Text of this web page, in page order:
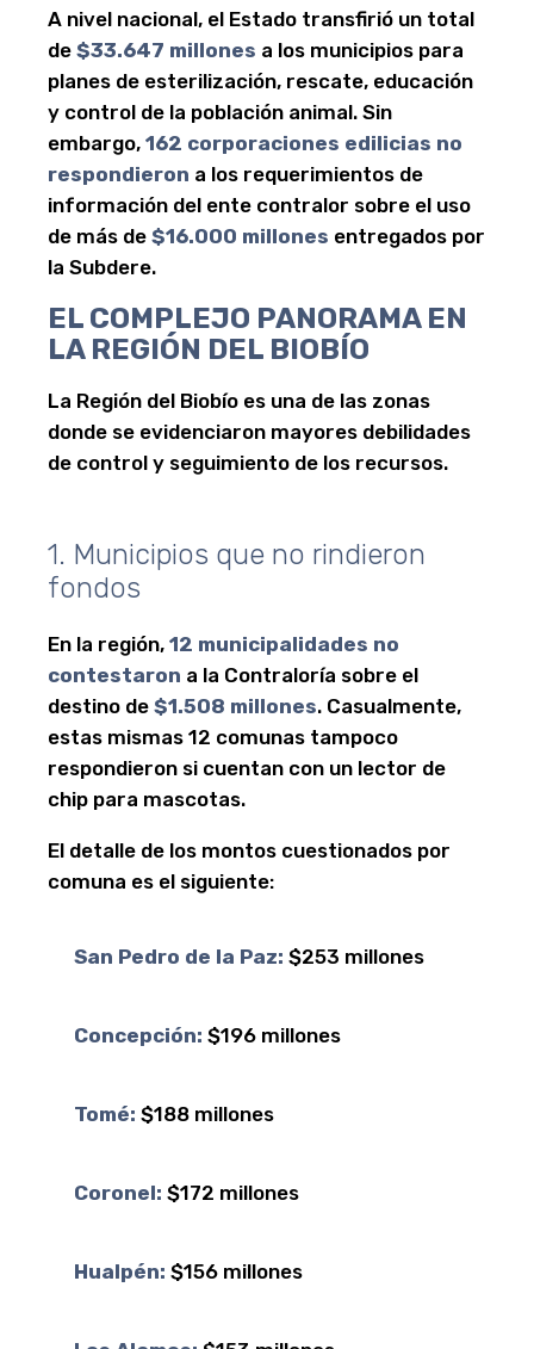
A nivel nacional, el Estado transfirió un total
de $33.647 millones a los municipios para
planes de esterilización, rescate, educación
y control de la población animal. Sin
embargo, 162 corporaciones edilicias no
respondieron a los requerimientos de
información del ente contralor sobre el uso
de más de $16.000 millones entregados por
la Subdere.
EL COMPLEJO PANORAMA EN
LA REGIÓN DEL BIOBÍO
La Región del Biobío es una de las zonas
donde se evidenciaron mayores debilidades
de control y seguimiento de los recursos.
1. Municipios que no rindieron
fondos
En la región, 12 municipalidades no
contestaron a la Contraloría sobre el
destino de $1.508 millones. Casualmente,
estas mismas 12 comunas tampoco
respondieron si cuentan con un lector de
chip para mascotas.
El detalle de los montos cuestionados por
comuna es el siguiente:
San Pedro de la Paz: $253 millones
Concepción: $196 millones
Tomé: $188 millones
Coronel: $172 millones
Hualpén: $156 millones